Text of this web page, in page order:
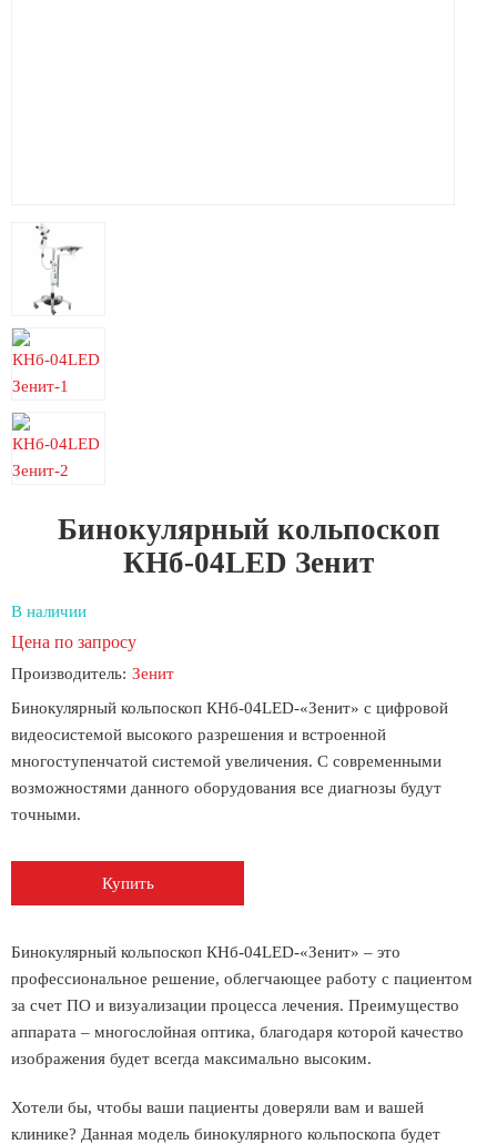
Бинокулярный кольпоскоп
КНб-04LED Зенит
В наличии
Цена по запросу
Производитель: Зенит
Бинокулярный кольпоскоп КНб-04LED-«Зенит» с цифровой
видеосистемой высокого разрешения и встроенной
многоступенчатой системой увеличения. С современными
возможностями данного оборудования все диагнозы будут
точными.
Купить
Бинокулярный кольпоскоп КНб-04LED-«Зенит» – это
профессиональное решение, облегчающее работу с пациентом
за счет ПО и визуализации процесса лечения. Преимущество
аппарата – многослойная оптика, благодаря которой качество
изображения будет всегда максимально высоким.
Хотели бы, чтобы ваши пациенты доверяли вам и вашей
клинике? Данная модель бинокулярного кольпоскопа будет